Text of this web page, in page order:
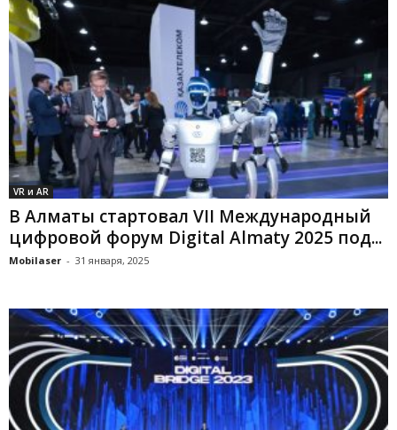
VR и AR
В Алматы стартовал VII Международный
цифровой форум Digital Almaty 2025 под...
Mobilaser - 31 января, 2025